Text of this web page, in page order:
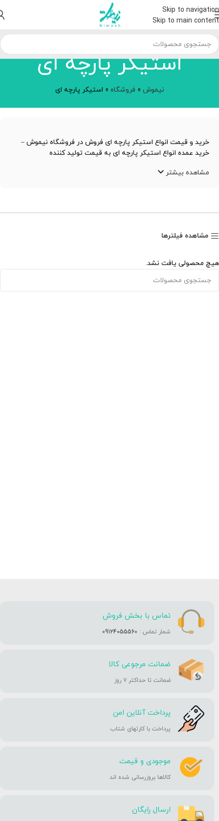
Skip to navigation
Skip to main content
استیکر پارچه ای
نیموش » فروشگاه » استیکر پارچه ای
خرید و قیمت انواع استیکر پارچه ای فروش در فروشگاه نیموش –
خرید عمده انواع استیکر پارچه ای به قیمت تولید کننده
مشاهده بیشتر
مشاهده فیلترها
هیچ محصولی یافت نشد.
تماس با بخش فروش
شمار تماس : 09124055560
ضمانت مرجوعی کالا
ضمانت تا حداکثر ۷ روز
پرداخت آنلاین امن
پرداخت با کارتهای شتاب
موجودی و قیمت
کالاها بروزرسانی شده اند
ارسال رایگان